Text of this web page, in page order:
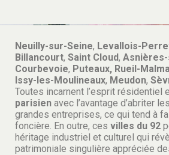
Neuilly-sur-Seine, Levallois-
Billancourt, Saint Cloud,
Courbevoie, Puteaux, Rueil-
Issy-les-Moulineaux, Meudon,
Toutes incarnent l’esprit résidentiel
parisien avec l’avantage d’abriter
grandes entreprises, ce qui tend à
foncière. En outre, ces villes du 92
héritage industriel et culturel qui
patrimoniale singulière appréciée